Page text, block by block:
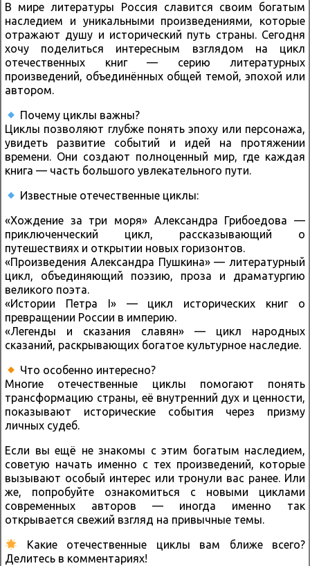
В мире литературы Россия славится своим богатым
наследием и уникальными произведениями, которые
отражают душу и исторический путь страны. Сегодня
хочу поделиться интересным взглядом на цикл
отечественных книг — серию литературных
произведений, объединённых общей темой, эпохой или
автором.
Почему циклы важны?
Циклы позволяют глубже понять эпоху или персонажа,
увидеть развитие событий и идей на протяжении
времени. Они создают полноценный мир, где каждая
книга — часть большого увлекательного пути.
Известные отечественные циклы:
«Хождение за три моря» Александра Грибоедова —
приключенческий цикл, рассказывающий о
путешествиях и открытии новых горизонтов.
«Произведения Александра Пушкина» — литературный
цикл, объединяющий поэзию, проза и драматургию
великого поэта.
«Истории Петра I» — цикл исторических книг о
превращении России в империю.
«Легенды и сказания славян» — цикл народных
сказаний, раскрывающих богатое культурное наследие.
Что особенно интересно?
Многие отечественные циклы помогают понять
трансформацию страны, её внутренний дух и ценности,
показывают исторические события через призму
личных судеб.
Если вы ещё не знакомы с этим богатым наследием,
советую начать именно с тех произведений, которые
вызывают особый интерес или тронули вас ранее. Или
же, попробуйте ознакомиться с новыми циклами
современных авторов — иногда именно так
открывается свежий взгляд на привычные темы.
Какие отечественные циклы вам ближе всего?
Делитесь в комментариях!